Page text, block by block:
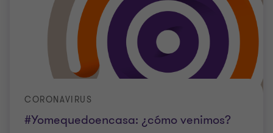
#Yomequedoencasa: ¿cómo venimos?
CORONAVIRUS